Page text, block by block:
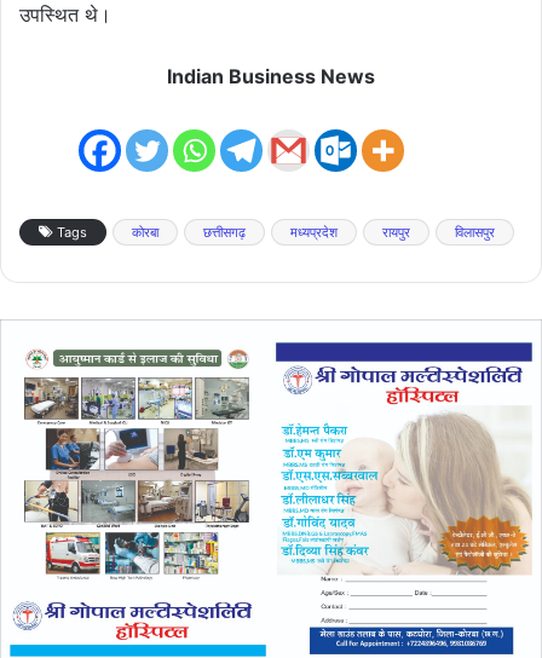
उपस्थित थे।
Indian Business News
Tags कोरबा छत्तीसगढ़ मध्यप्रदेश रायपुर विलासपुर